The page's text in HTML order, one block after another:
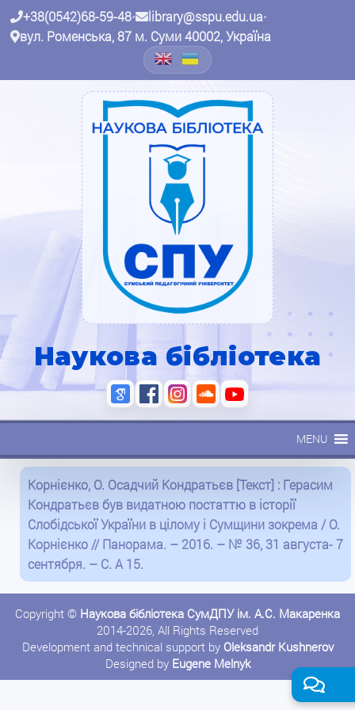
+38(0542)68-59-48• library@sspu.edu.ua•
вул. Роменська, 87 м. Суми 40002, Україна
Наукова бібліотека
MENU
Корнієнко, О. Осадчий Кондратьєв [Текст] : Герасим
Кондратьєв був видатною постаттю в історії
Слобідської України в цілому і Сумщини зокрема / О.
Корнієнко // Панорама. – 2016. – № 36, 31 августа- 7
сентября. – С. А 15.
Copyright © Наукова бібліотека СумДПУ ім. А.С. Макаренка
2014-2026, All Rights Reserved
Development and technical support by Oleksandr Kushnerov
Designed by Eugene Melnyk